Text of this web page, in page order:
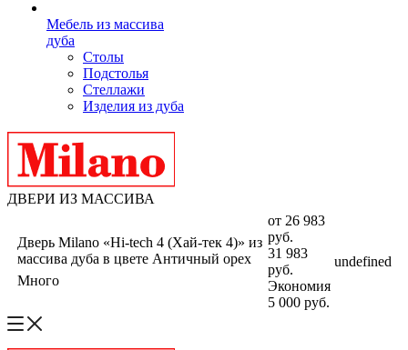
Мебель из массива
дуба
Столы
Подстолья
Стеллажи
Изделия из дуба
ДВЕРИ ИЗ МАССИВА
Дверь Milano «Hi-tech 4 (Хай-тек 4)» из
массива дуба в цвете Античный орех
Много
от 26 983
руб.
31 983
руб.
Экономия
5 000 руб.
undefined